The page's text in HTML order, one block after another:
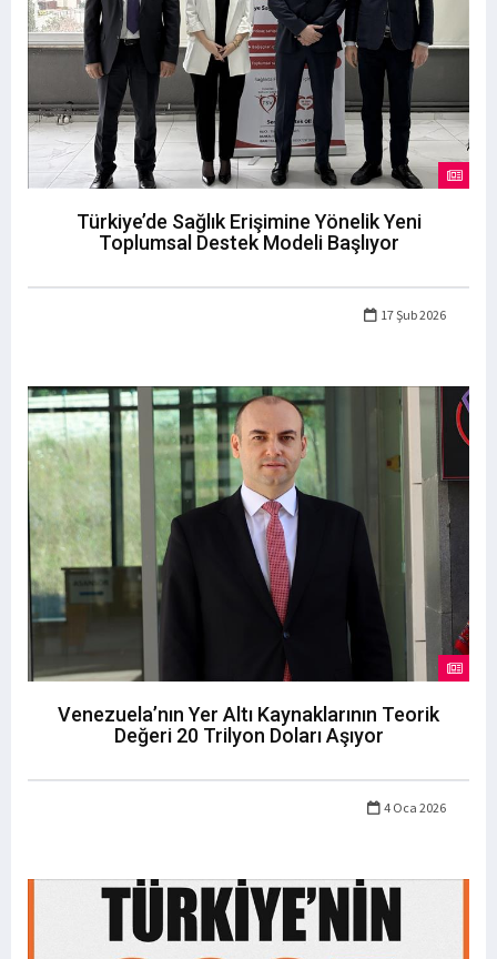
Türkiye’de Sağlık Erişimine Yönelik Yeni
Toplumsal Destek Modeli Başlıyor
17 Şub 2026
Venezuela’nın Yer Altı Kaynaklarının Teorik
Değeri 20 Trilyon Doları Aşıyor
4 Oca 2026